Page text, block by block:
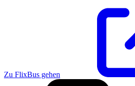
Zu FlixBus gehen